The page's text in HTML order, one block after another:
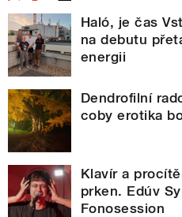
Haló, je čas
na debutu
energii
Dendrofilní
coby erotika
Klavír a
prken. Edúv
Fonosession